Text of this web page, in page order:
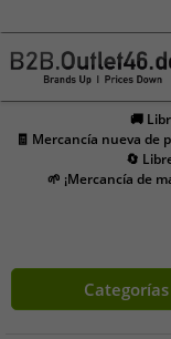
🚚
🧾 Mercancía nueva de
🔄
🌱 ¡Mercancía de
Categorías